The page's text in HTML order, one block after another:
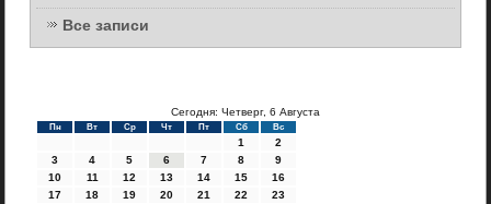
Все записи
Сегодня: Четверг, 6 Августа
Пн Вт Ср Чт Пт Сб Вс
1
2
3
4 5 6 7 8
9
10
11 12 13 14 15
16
17
18 19 20 21 22
23